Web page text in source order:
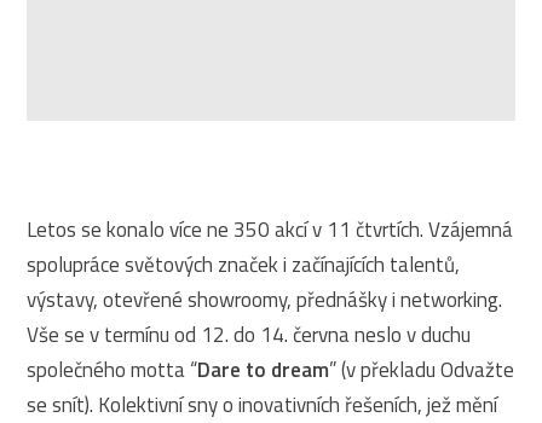
Letos se konalo více ne 350 akcí v 11 čtvrtích. Vzájemná
spolupráce světových značek i začínajících talentů,
výstavy, otevřené showroomy, přednášky i networking.
Vše se v termínu od 12. do 14. června neslo v duchu
společného motta “Dare to dream” (v překladu Odvažte
se snít). Kolektivní sny o inovativních řešeních, jež mění